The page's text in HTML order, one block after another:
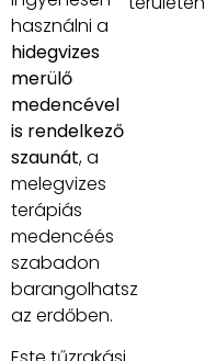
használni a
hidegvizes
merülő
medencével
is rendelkező
szaunát, a
melegvizes
terápiás
medencéés
szabadon
barangolhatsz
az erdőben.